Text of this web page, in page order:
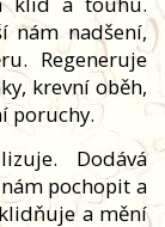
nám nadšení,
Regeneruje
krevní oběh,
poruchy.
Dodává
pochopit a
a mění